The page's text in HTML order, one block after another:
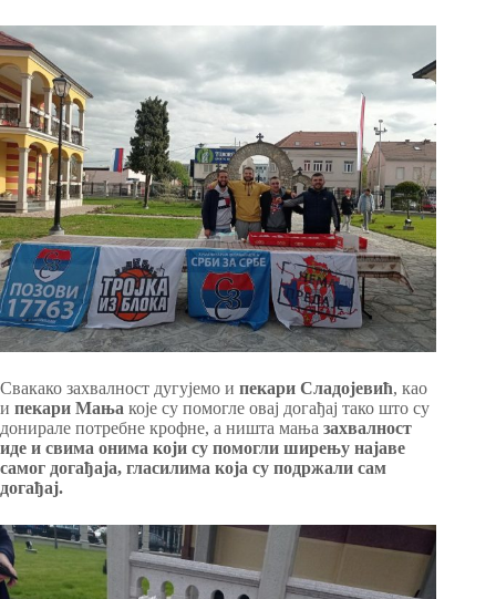
Свакако захвалност дугујемо и пекари Сладојевић, као
и пекари Мања које су помогле овај догађај тако што су
донирале потребне крофне, а ништа мања захвалност
иде и свима онима који су помогли ширењу најаве
самог догађаја, гласилима која су подржали сам
догађај.